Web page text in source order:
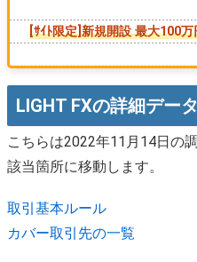
[ｻｲﾄ限定]新規開設 最大100
LIGHT FXの詳細データ
こちらは2022年11月14日の
該当箇所に移動します。
取引基本ルール
カバー取引先の一覧